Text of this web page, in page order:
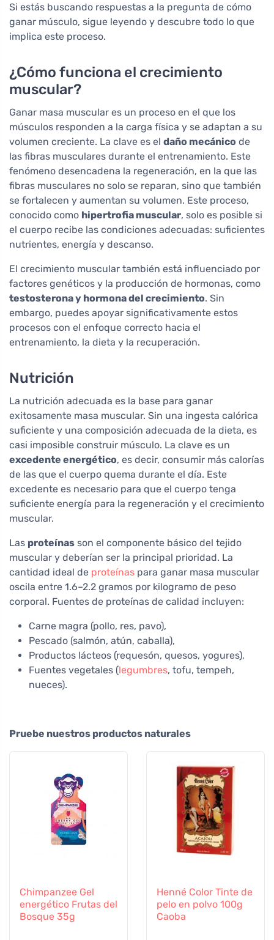
Si estás buscando respuestas a la pregunta de cómo
ganar músculo, sigue leyendo y descubre todo lo que
implica este proceso.
¿Cómo funciona el crecimiento
muscular?
Ganar masa muscular es un proceso en el que los
músculos responden a la carga física y se adaptan a su
volumen creciente. La clave es el daño mecánico de
las fibras musculares durante el entrenamiento. Este
fenómeno desencadena la regeneración, en la que las
fibras musculares no solo se reparan, sino que también
se fortalecen y aumentan su volumen. Este proceso,
conocido como hipertrofia muscular, solo es posible si
el cuerpo recibe las condiciones adecuadas: suficientes
nutrientes, energía y descanso.
El crecimiento muscular también está influenciado por
factores genéticos y la producción de hormonas, como
testosterona y hormona del crecimiento. Sin
embargo, puedes apoyar significativamente estos
procesos con el enfoque correcto hacia el
entrenamiento, la dieta y la recuperación.
Nutrición
La nutrición adecuada es la base para ganar
exitosamente masa muscular. Sin una ingesta calórica
suficiente y una composición adecuada de la dieta, es
casi imposible construir músculo. La clave es un
excedente energético, es decir, consumir más calorías
de las que el cuerpo quema durante el día. Este
excedente es necesario para que el cuerpo tenga
suficiente energía para la regeneración y el crecimiento
muscular.
Las proteínas son el componente básico del tejido
muscular y deberían ser la principal prioridad. La
cantidad ideal de proteínas para ganar masa muscular
oscila entre 1.6–2.2 gramos por kilogramo de peso
corporal. Fuentes de proteínas de calidad incluyen:
Carne magra (pollo, res, pavo),
Pescado (salmón, atún, caballa),
Productos lácteos (requesón, quesos, yogures),
Fuentes vegetales (legumbres, tofu, tempeh,
nueces).
Pruebe nuestros productos naturales
Chimpanzee Gel
energético Frutas del
Bosque 35g
Henné Color Tinte de
pelo en polvo 100g
Caoba